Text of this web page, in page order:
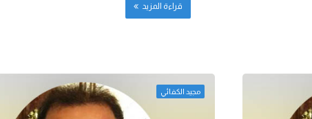
قراءة المزيد
مجيد الكفائي